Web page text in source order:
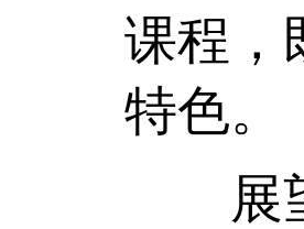
课程，
特色。
展望